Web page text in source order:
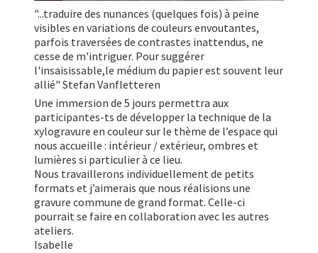
"...traduire des nunances (quelques fois) à peine
visibles en variations de couleurs envoutantes,
parfois traversées de contrastes inattendus, ne
cesse de m'intriguer. Pour suggérer
l'insaisissable,le médium du papier est souvent leur
allié" Stefan Vanfletteren
Une immersion de 5 jours permettra aux
participantes-ts de développer la technique de la
xylogravure en couleur sur le thème de l’espace qui
nous accueille : intérieur / extérieur, ombres et
lumières si particulier à ce lieu.
Nous travaillerons individuellement de petits
formats et j’aimerais que nous réalisions une
gravure commune de grand format. Celle-ci
pourrait se faire en collaboration avec les autres
ateliers.
Isabelle